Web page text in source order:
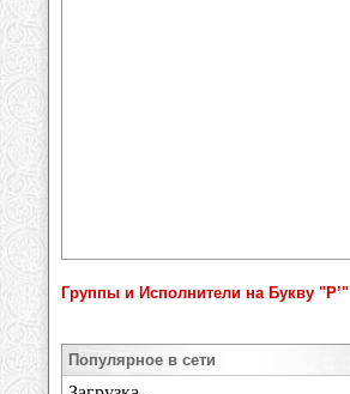
Группы и Исполнители на Букву "Р’"
Популярное в сети